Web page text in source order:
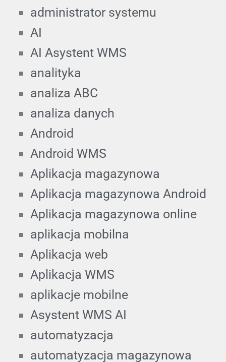
administrator systemu
AI
AI Asystent WMS
analityka
analiza ABC
analiza danych
Android
Android WMS
Aplikacja magazynowa
Aplikacja magazynowa Android
Aplikacja magazynowa online
aplikacja mobilna
Aplikacja web
Aplikacja WMS
aplikacje mobilne
Asystent WMS AI
automatyzacja
automatyzacja magazynowa